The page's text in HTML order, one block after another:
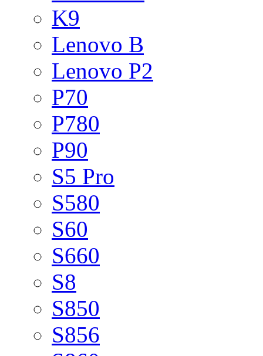
K9
Lenovo B
Lenovo P2
P70
P780
P90
S5 Pro
S580
S60
S660
S8
S850
S856